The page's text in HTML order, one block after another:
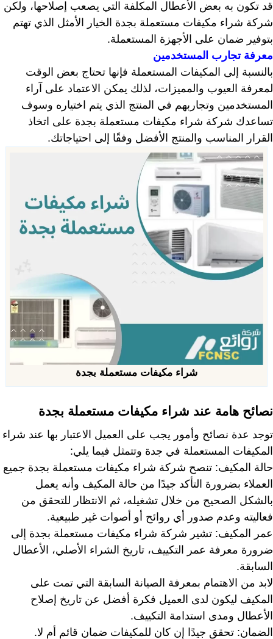
قد تكون به بعض الأعطال المكلفة التي يصعب إصلاحها، ولكن
شركة شراء مكيفات مستعملة بجدة الخيار الأمثل الذي تهتم
بتوفير ضمان على الأجهزة المستعملة.
معرفة تجارب المستخدمين
بالنسبة إلى المكيفات المستعملة فإنها تحتاج بعض الوقت
لمعرفة العيوب والمميزات، لذلك يمكن الاعتماد على آراء
المستخدمين وتجاربهم في المنتج الذي يتم اختياره وسوف
تساعدك شركة شراء مكيفات مستعملة بجدة على اتخاذ
القرار المناسب والمنتج الأفضل وفقًا إلى احتياجاتك.
شراء مكيفات مستعملة بجدة
نصائح هامة عند شراء مكيفات مستعملة بجدة
توجد عدة نصائح وأمور يجب على العميل الاعتبار بها عند شراء
المكيفات المستعملة في جدة وتتمثل فيما يلي:
حالة المكيف: تنصح شركة شراء مكيفات مستعملة بجدة جميع
العملاء بضرورة التأكد جيدًا من حالة المكيف وأنه يعمل
بالشكل الصحيح من خلال تشغيله، ثم الانتظار للتحقق من
فعاليته وعدم صدور أي روائح أو أصوات غير طبيعية.
عمر المكيف: تشير شركة شراء مكيفات مستعملة بجدة إلى
ضرورة معرفة عمر التكييف، تاريخ الشراء الأصلي، الأعطال
السابقة.
لابد من الاهتمام بمعرفة الصيانة السابقة التي تمت على
المكيف ليكون لدى العميل فكرة أفضل عن تاريخ إصلاح
الأعطال ومدى استدامة التكييف.
الضمان: تحقق جيدًا إن كان للمكيفات ضمان قائم أم لا.